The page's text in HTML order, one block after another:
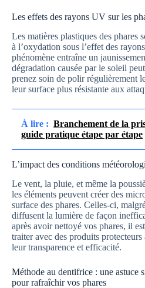
Les effets des rayons UV sur les
Les matières plastiques des phares
à l’oxydation sous l’effet des
phénomène entraîne un
dégradation causée par le soleil
prenez soin de polir régulièrement
leur surface plus résistante aux
À lire : Branchement de la
guide pratique étape par étape
L’impact des conditions
Le vent, la pluie, et même la
les éléments peuvent créer des
surface des phares. Celles-ci,
diffusent la lumière de façon
après avoir nettoyé vos phares, il
traiter avec des produits
leur transparence et efficacité.
Méthode au dentifrice : une astuce
pour rafraîchir vos phares